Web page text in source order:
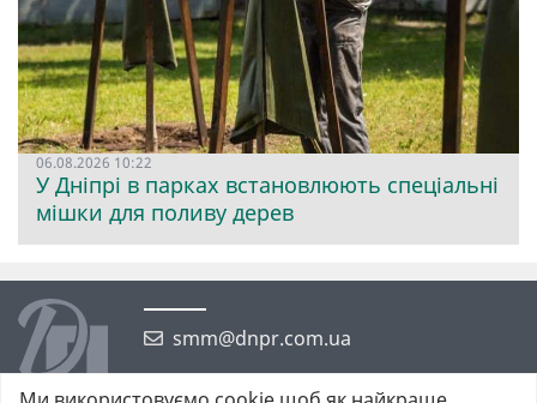
06.08.2026 10:22
У Дніпрі в парках встановлюють спеціальні
мішки для поливу дерев
smm@dnpr.com.ua